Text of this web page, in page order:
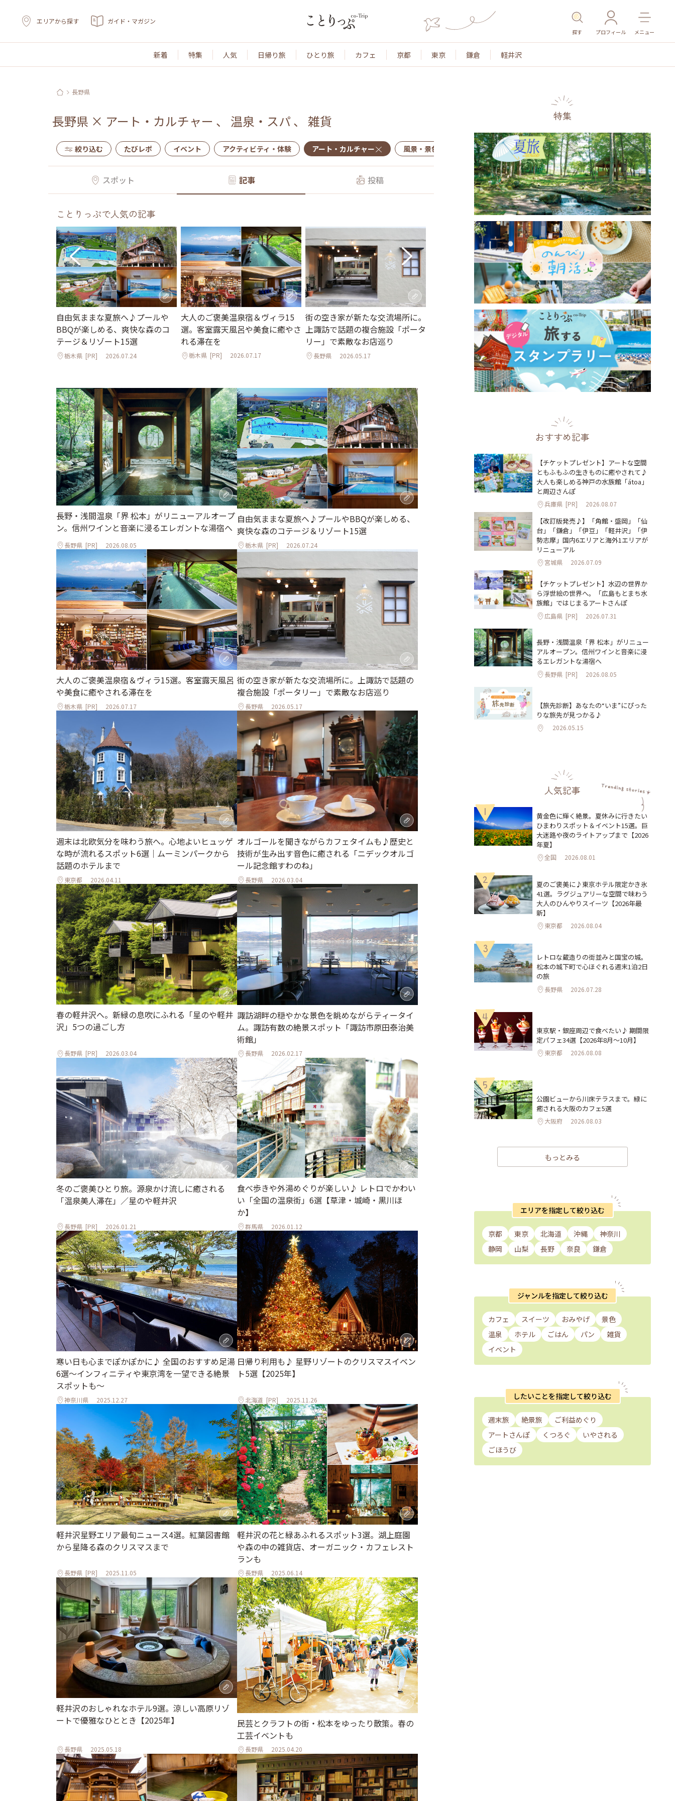
エリアから探す ガイド・マガジン
探す プロフィール メニュー
新着 特集 人気 日帰り旅 ひとり旅 カフェ 京都 東京 鎌倉 軽井沢
長野県
長野県 × アート・カルチャー 、 温泉・スパ 、 雑貨
絞り込む たびレポ イベント アクティビティ・体験 アート・カルチャー 風景・景色 名所・旧跡 温泉・スパ その他施設 ごはん
スポット 記事 投稿
ことりっぷで人気の記事
自由気ままな夏旅へ♪プールや
BBQが楽しめる、爽快な森のコ
テージ＆リゾート15選
栃木県 [PR] 2026.07.24
大人のご褒美温泉宿＆ヴィラ15
選。客室露天風呂や美食に癒やさ
れる滞在を
栃木県 [PR] 2026.07.17
街の空き家が新たな交流場所に。
上諏訪で話題の複合施設「ポータ
リー」で素敵なお店巡り
長野県 2026.05.17
長野・浅間温泉「界 松本」がリ
ニューアルオープン。信州ワイン
と音楽に浸るエレガントな湯宿へ
2026.08.05
長野・浅間温泉「界 松本」がリニューアルオープ
ン。信州ワインと音楽に浸るエレガントな湯宿へ
長野県 [PR] 2026.08.05
自由気ままな夏旅へ♪プールやBBQが楽しめる、
爽快な森のコテージ＆リゾート15選
栃木県 [PR] 2026.07.24
大人のご褒美温泉宿＆ヴィラ15選。客室露天風呂
や美食に癒やされる滞在を
栃木県 [PR] 2026.07.17
街の空き家が新たな交流場所に。上諏訪で話題の
複合施設「ポータリー」で素敵なお店巡り
長野県 2026.05.17
週末は北欧気分を味わう旅へ。心地よいヒュッゲ
な時が流れるスポット6選｜ムーミンパークから
話題のホテルまで
東京都 2026.04.11
オルゴールを聞きながらカフェタイムも♪歴史と
技術が生み出す音色に癒される「ニデックオルゴ
ール記念館すわのね」
長野県 2026.03.04
春の軽井沢へ。新緑の息吹にふれる「星のや軽井
沢」5つの過ごし方
長野県 [PR] 2026.03.04
諏訪湖畔の穏やかな景色を眺めながらティータイ
ム。諏訪有数の絶景スポット「諏訪市原田泰治美
術館」
長野県 2026.02.17
冬のご褒美ひとり旅。源泉かけ流しに癒される
「温泉美人滞在」／星のや軽井沢
長野県 [PR] 2026.01.21
食べ歩きや外湯めぐりが楽しい♪ レトロでかわい
い「全国の温泉街」6選【草津・城崎・黒川ほ
か】
群馬県 2026.01.12
寒い日も心までぽかぽかに♪ 全国のおすすめ足湯
6選～インフィニティや東京湾を一望できる絶景
スポットも～
神奈川県 2025.12.27
日帰り利用も♪ 星野リゾートのクリスマスイベン
ト5選【2025年】
北海道 [PR] 2025.11.26
軽井沢星野エリア最旬ニュース4選。紅葉図書館
から星降る森のクリスマスまで
長野県 [PR] 2025.11.05
軽井沢の花と緑あふれるスポット3選。湖上庭園
や森の中の雑貨店、オーガニック・カフェレスト
ランも
長野県 2025.06.14
軽井沢のおしゃれなホテル9選。涼しい高原リゾ
ートで優雅なひととき【2025年】
長野県 2025.05.18
民芸とクラフトの街・松本をゆったり散策。春の
工芸イベントも
長野県 2025.04.20
特集
おすすめ記事
【チケットプレゼント】アートな空間
ともふもふの生きものに癒やされて♪
大人も楽しめる神戸の水族館「átoa」
と周辺さんぽ
兵庫県 [PR] 2026.08.07
【改訂版発売♪】「角館・盛岡」「仙
台」「鎌倉」「伊豆」「軽井沢」「伊
勢志摩」国内6エリアと海外1エリアが
リニューアル
宮城県 2026.07.09
【チケットプレゼント】水辺の世界か
ら浮世絵の世界へ。「広島もとまち水
族館」ではじまるアートさんぽ
広島県 [PR] 2026.07.31
長野・浅間温泉「界 松本」がリニュー
アルオープン。信州ワインと音楽に浸
るエレガントな湯宿へ
長野県 [PR] 2026.08.05
【旅先診断】あなたの“いま”にぴった
りな旅先が見つかる♪
2026.05.15
人気記事
1
黄金色に輝く絶景。夏休みに行きたい
ひまわりスポット＆イベント15選。巨
大迷路や夜のライトアップまで【2026
年夏】
全国 2026.08.01
2
夏のご褒美に♪東京ホテル限定かき氷
41選。ラグジュアリーな空間で味わう
大人のひんやりスイーツ【2026年最
新】
東京都 2026.08.04
3
レトロな蔵造りの街並みと国宝の城。
松本の城下町で心ほぐれる週末1泊2日
の旅
長野県 2026.07.28
4
東京駅・銀座周辺で食べたい♪ 期間限
定パフェ34選【2026年8月～10月】
東京都 2026.08.08
5
公園ビューから川床テラスまで。緑に
癒される大阪のカフェ5選
大阪府 2026.08.03
もっとみる
エリアを指定して絞り込む
京都 東京 北海道 沖縄
神奈川
静岡
山梨 長野 奈良 鎌倉
ジャンルを指定して絞り込む
カフェ スイーツ おみやげ
景色
温泉
ホテル ごはん パン
雑貨
イベント
したいことを指定して絞り込む
週末旅 絶景旅
ご利益めぐり
アートさんぽ
くつろぐ
いやされる
ごほうび